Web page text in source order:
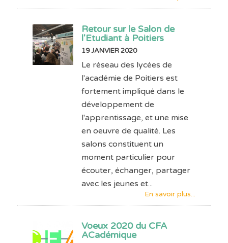
Retour sur le Salon de
l'Etudiant à Poitiers
19 JANVIER 2020
Le réseau des lycées de
l'académie de Poitiers est
fortement impliqué dans le
développement de
l'apprentissage, et une mise
en oeuvre de qualité. Les
salons constituent un
moment particulier pour
écouter, échanger, partager
avec les jeunes et...
En savoir plus...
Voeux 2020 du CFA
ACadémique